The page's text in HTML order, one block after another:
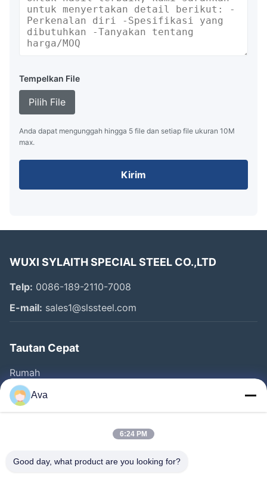
Tempelkan File
Pilih File
Anda dapat mengunggah hingga 5 file dan setiap file ukuran 10M
max.
Kirim
WUXI SYLAITH SPECIAL STEEL CO.,LTD
Telp: 0086-189-2110-7008
E-mail: sales1@slssteel.com
Tautan Cepat
Rumah
Produk
Video
Tur Pabrik
Ava
6:24 PM
Good day, what product are you looking for?